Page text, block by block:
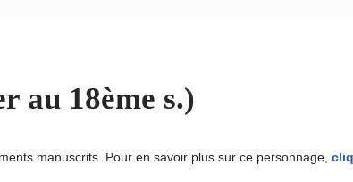
au 18ème s.)
manuscrits. Pour en savoir plus sur ce personnage,